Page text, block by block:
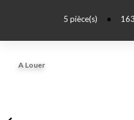
Nos
5 pièce(s) • 163
A Louer